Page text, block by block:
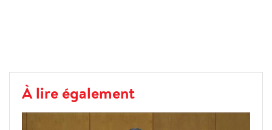
À lire également